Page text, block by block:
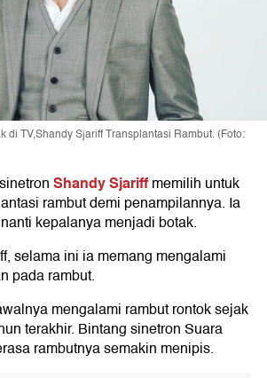
di TV,Shandy Sjariff Transplantasi Rambut. (Foto:
Shandy Sjariffmemilih untuk
rambut demi penampilannya. Ia
kepalanya menjadi botak.
selama ini ia memang mengalami
pada rambut.
mengalami rambut rontok sejak
terakhir. Bintang sinetron Suara
rambutnya semakin menipis.